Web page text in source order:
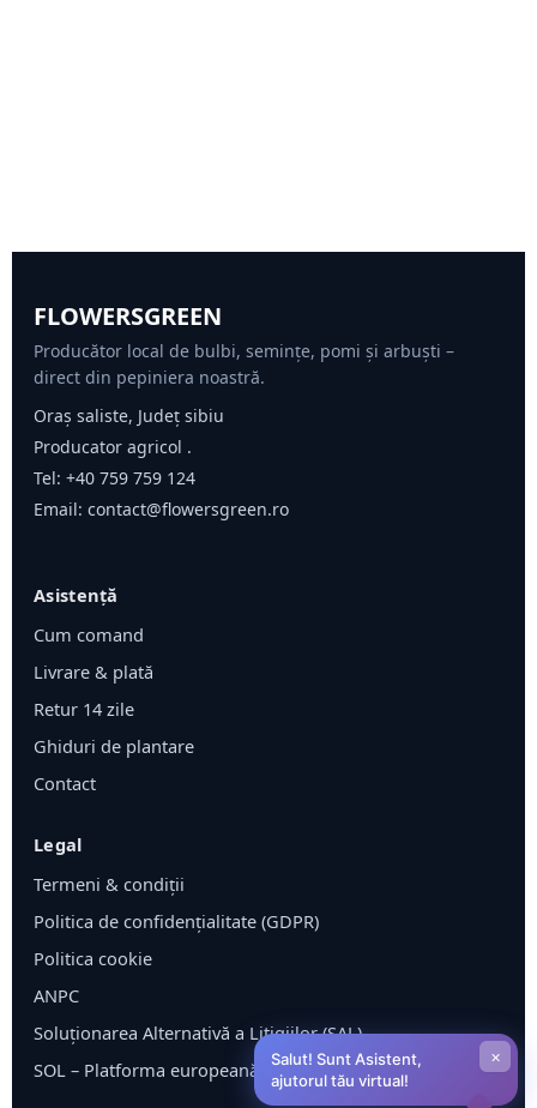
FLOWERSGREEN
Producător local de bulbi, semințe, pomi și arbuști –
direct din pepiniera noastră.
Oraș saliste, Județ sibiu
Producator agricol .
Tel: +40 759 759 124
Email: contact@flowersgreen.ro
Asistență
Cum comand
Livrare & plată
Retur 14 zile
Ghiduri de plantare
Contact
Legal
Termeni & condiții
Politica de confidențialitate (GDPR)
Politica cookie
ANPC
Soluționarea Alternativă a Litigiilor (SAL)
SOL – Platforma europeană ODRSalut! Sunt Asistent,
ajutorul tău virtual!
×